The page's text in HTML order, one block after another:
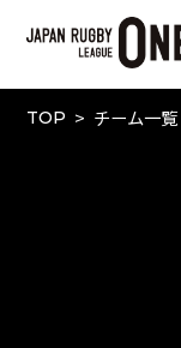
TOP チーム一覧